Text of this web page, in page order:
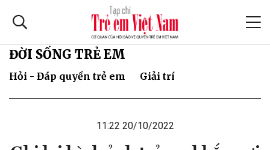
ĐỜI SỐNG TRẺ EM
Hỏi - Đáp quyền trẻ em Giải trí
11:22 20/10/2022